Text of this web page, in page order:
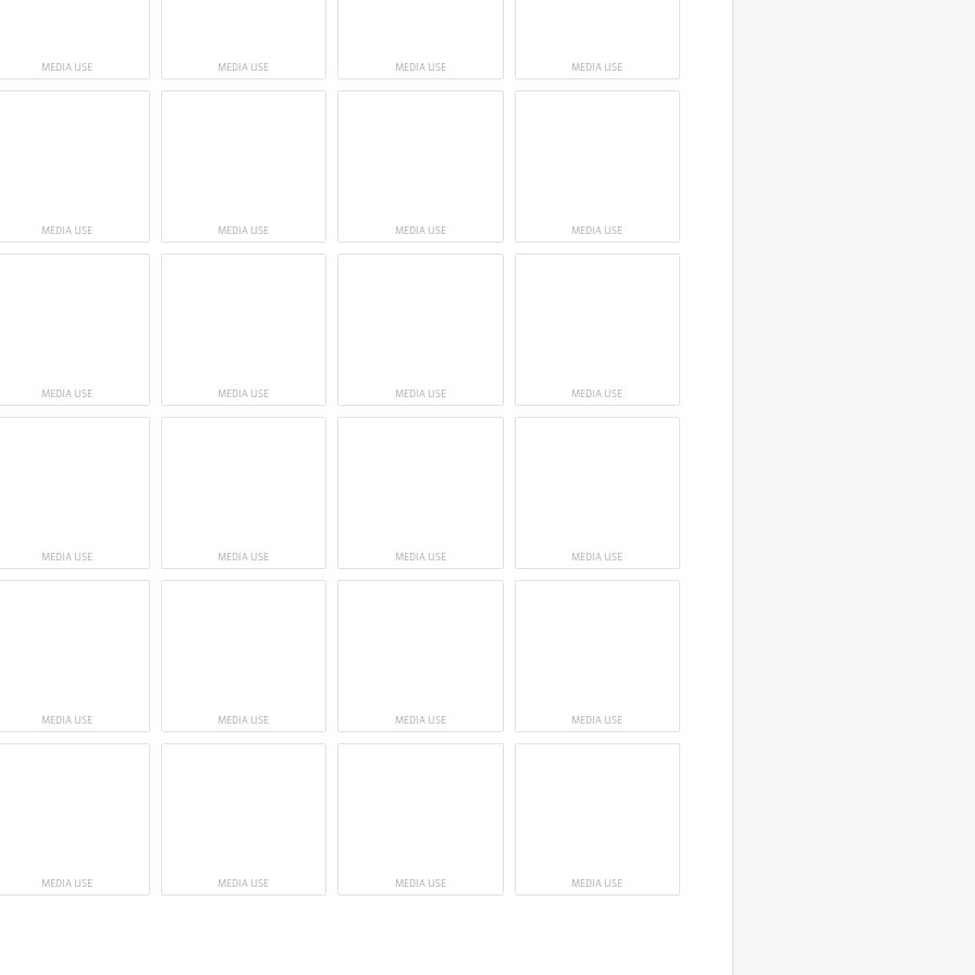
MEDIA USE MEDIA USE MEDIA USE MEDIA USE
MEDIA USE MEDIA USE MEDIA USE MEDIA USE
MEDIA USE MEDIA USE MEDIA USE MEDIA USE
MEDIA USE MEDIA USE MEDIA USE MEDIA USE
MEDIA USE MEDIA USE MEDIA USE MEDIA USE
MEDIA USE MEDIA USE MEDIA USE MEDIA USE